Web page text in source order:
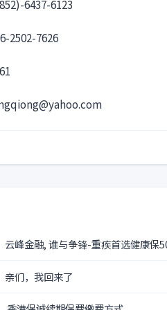
6437-6123
2502-7626
云峰金融, 谁与争锋-重疾首选健康保
亲们，我回来了